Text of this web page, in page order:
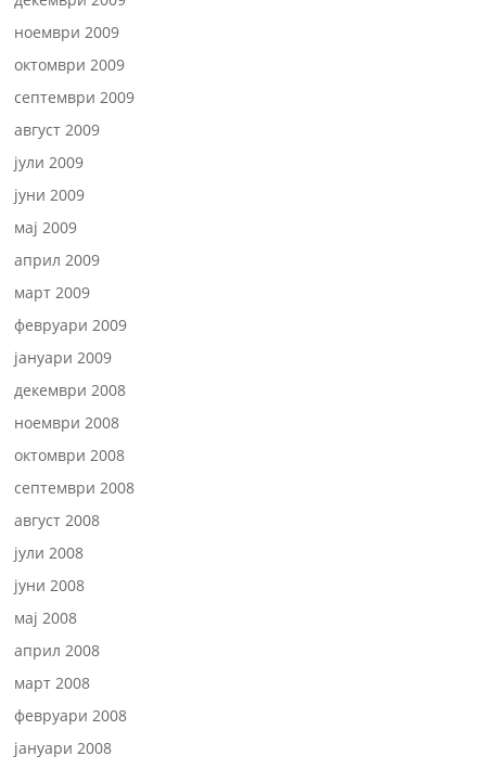
ноември 2009
октомври 2009
септември 2009
август 2009
јули 2009
јуни 2009
мај 2009
април 2009
март 2009
февруари 2009
јануари 2009
декември 2008
ноември 2008
октомври 2008
септември 2008
август 2008
јули 2008
јуни 2008
мај 2008
април 2008
март 2008
февруари 2008
јануари 2008